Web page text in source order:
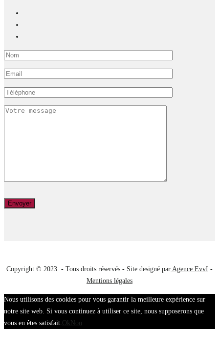
Copyright © 2023 - Tous droits réservés - Site designé par Agence EvvI -
Mentions légales
Nous utilisons des cookies pour vous garantir la meilleure expérience sur
notre site web. Si vous continuez à utiliser ce site, nous supposerons que
vous en êtes satisfait.Ok Non